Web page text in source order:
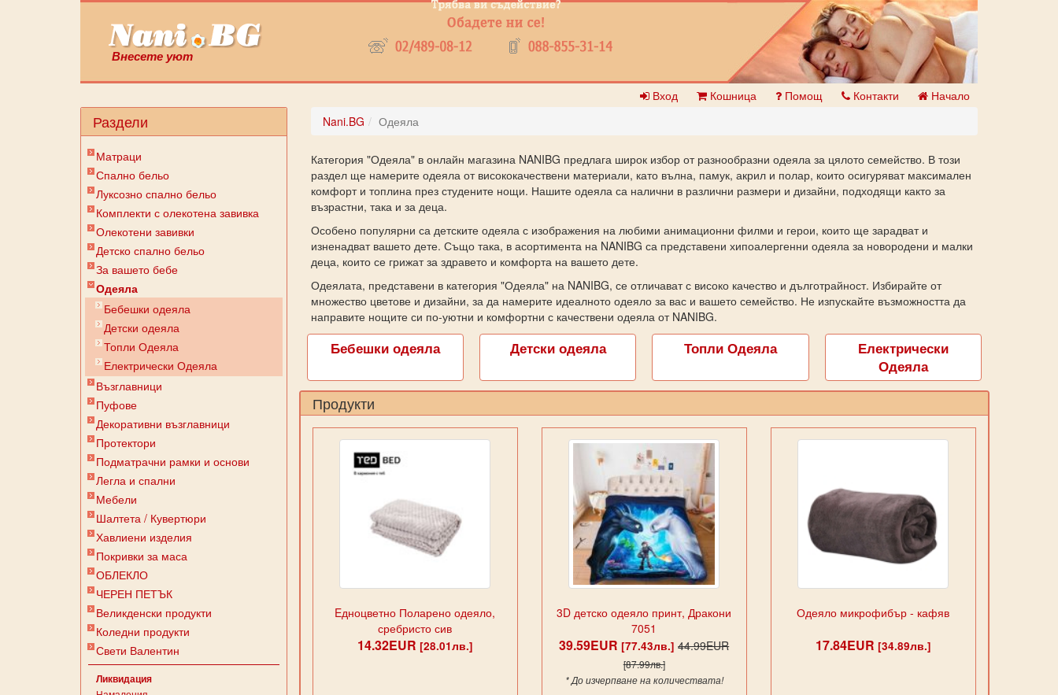
Внесете уют
Вход Кошница Помощ Контакти Начало
Раздели
Матраци
Спално бельо
Луксозно спално бельо
Комплекти с олекотена завивка
Олекотени завивки
Детско спално бельо
За вашето бебе
Одеяла
Бебешки одеяла
Детски одеяла
Топли Одеяла
Електрически Одеяла
Възглавници
Пуфове
Декоративни възглавници
Протектори
Подматрачни рамки и основи
Легла и спални
Мебели
Шалтета / Кувертюри
Хавлиени изделия
Покривки за маса
ОБЛЕКЛО
ЧЕРЕН ПЕТЪК
Великденски продукти
Коледни продукти
Свети Валентин
Ликвидация
Nani.BG Одеяла
Категория "Одеяла" в онлайн магазина NANIBG предлага широк избор от разнообразни одеяла за цялото семейство. В този
раздел ще намерите одеяла от висококачествени материали, като вълна, памук, акрил и полар, които осигуряват максимален
комфорт и топлина през студените нощи. Нашите одеяла са налични в различни размери и дизайни, подходящи както за
възрастни, така и за деца.
Особено популярни са детските одеяла с изображения на любими анимационни филми и герои, които ще зарадват и
изненадват вашето дете. Също така, в асортимента на NANIBG са представени хипоалергенни одеяла за новородени и малки
деца, които се грижат за здравето и комфорта на вашето дете.
Одеялата, представени в категория "Одеяла" на NANIBG, се отличават с високо качество и дълготрайност. Избирайте от
множество цветове и дизайни, за да намерите идеалното одеяло за вас и вашето семейство. Не изпускайте възможността да
направите нощите си по-уютни и комфортни с качествени одеяла от NANIBG.
Бебешки одеяла Детски одеяла Топли Одеяла
Електрически
Одеяла
Продукти
Eдноцветно Поларено одеяло,
сребристо сив
14.32EUR [28.01лв.]
3D детско одеяло принт, Дракони
7051
39.59EUR[77.43лв.] 44.99EUR
[87.99лв.]
* До изчерпване на количествата!
Одеяло микрофибър - кафяв
17.84EUR [34.89лв.]